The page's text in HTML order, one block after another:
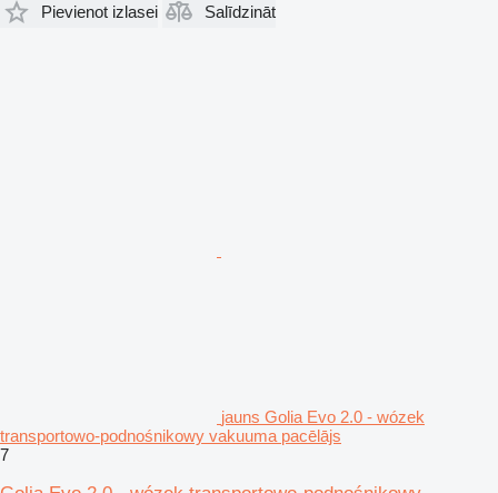
Pievienot izlasei
Salīdzināt
jauns Golia Evo 2.0 - wózek
transportowo-podnośnikowy vakuuma pacēlājs
7